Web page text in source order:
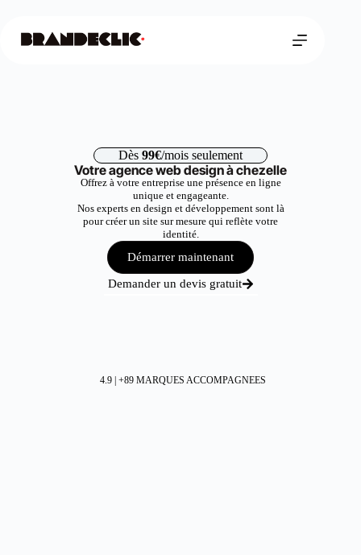
Dès 99€/mois seulement
Votre agence web design à chezelle
Offrez à votre entreprise une présence en ligne
unique et engageante.
Nos experts en design et développement sont là
pour créer un site sur mesure qui reflète votre
identité.
Démarrer maintenant
Demander un devis gratuit
4.9 | +89 MARQUES ACCOMPAGNEES